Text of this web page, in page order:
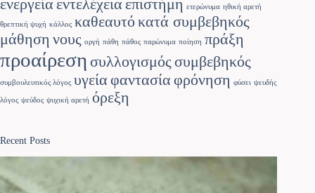
ενεργεία εντελέχεια επιστήμη ετερώνυμα ηθική αρετή
θρεπτική ψυχή κάλλος καθεαυτόκατά συμβεβηκός
μάθηση νους οργή πάθη πάθος παρώνυμα ποίηση πράξη
προαίρεση συλλογισμός συμβεβηκός
συμβουλευτικός λόγος υγεία φαντασία φρόνηση φύσει ψευδής
λόγος ψεύδος ψυχική αρετή όρεξη
Recent Posts